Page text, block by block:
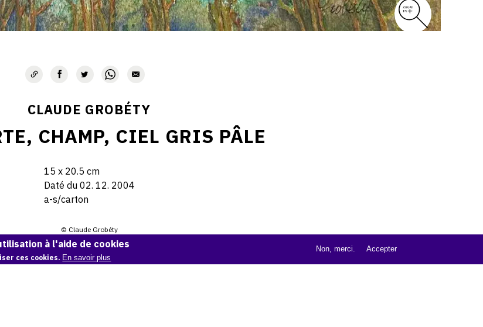
CLAUDE GROBÉTY
CHAMP, CIEL GRIS PÂLE
15 x 20.5 cm
Daté du 02. 12. 2004
a-s/carton
© Claude Grobéty
Demande d'information
à l'aide de cookies
ces cookies. En savoir plus
Non, merci. Accepter